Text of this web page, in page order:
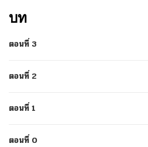
บท
ตอนที่ 3
ตอนที่ 2
ตอนที่ 1
ตอนที่ 0